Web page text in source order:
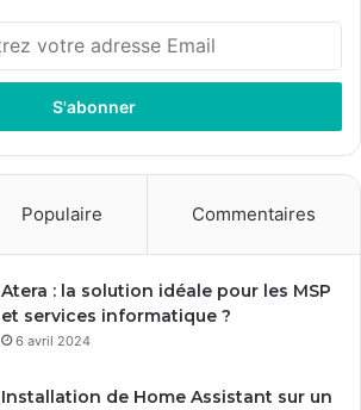
Populaire Commentaires
Atera : la solution idéale pour les MSP
et services informatique ?
6 avril 2024
Installation de Home Assistant sur un